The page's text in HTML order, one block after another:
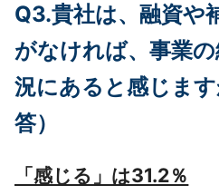
Q3.貴社は、融資や
がなければ、事業
況にあると感じます
答）
「感じる」は31.2％